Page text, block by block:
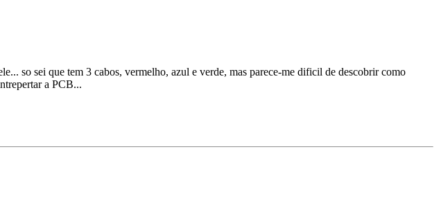
so sei que tem 3 cabos, vermelho, azul e verde, mas parece-me dificil de descobrir como
a PCB...